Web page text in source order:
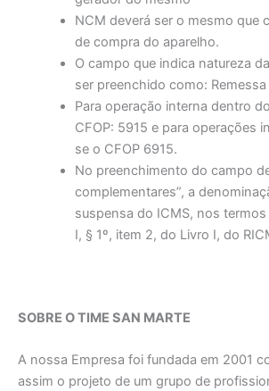
NCM deverá ser o mesmo que
de compra do aparelho.
O campo que indica natureza
ser preenchido como:
Para operação interna dentro
CFOP: 5915 e para operações
se o CFOP 6915.
No preenchimento do campo
complementares”, a
suspensa do ICMS, nos
I, § 1º, item 2, do Livro I, do
SOBRE O TIME SAN MARTE
A nossa Empresa foi fundada em 2001
assim o projeto de um grupo de